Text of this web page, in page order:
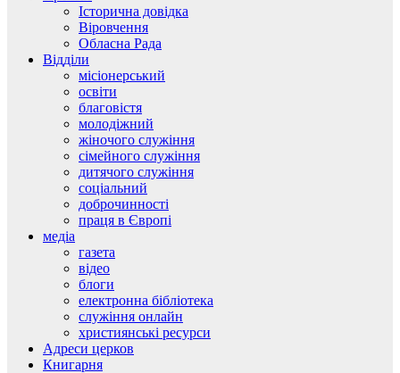
Історична довідка
Віровчення
Обласна Рада
Відділи
місіонерський
освіти
благовістя
молодіжний
жіночого служіння
сімейного служіння
дитячого служіння
соціальний
доброчинності
праця в Європі
медіа
газета
відео
блоги
електронна бібліотека
служіння онлайн
християнські ресурси
Адреси церков
Книгарня